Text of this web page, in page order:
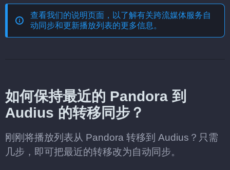
查看我们的说明页面，以了解有关跨流媒体服务自
动同步和更新播放列表的更多信息。
如何保持最近的 Pandora 到
Audius 的转移同步？
刚刚将播放列表从 Pandora 转移到 Audius？只需
几步，即可把最近的转移改为自动同步。